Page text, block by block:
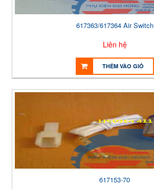
617363/617364 Air Switch
Liên hệ
THÊM VÀO GIỎ
617153-70